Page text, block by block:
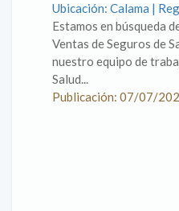
Ubicación: Calama |
Estamos en búsqueda
Ventas de Seguros de
nuestro equipo de
Salud...
Publicación: 07/07/